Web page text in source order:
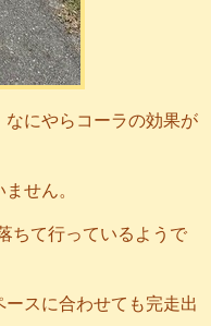
にやらコーラの効果が
せん。
ちて行っているようで
スに合わせても完走出